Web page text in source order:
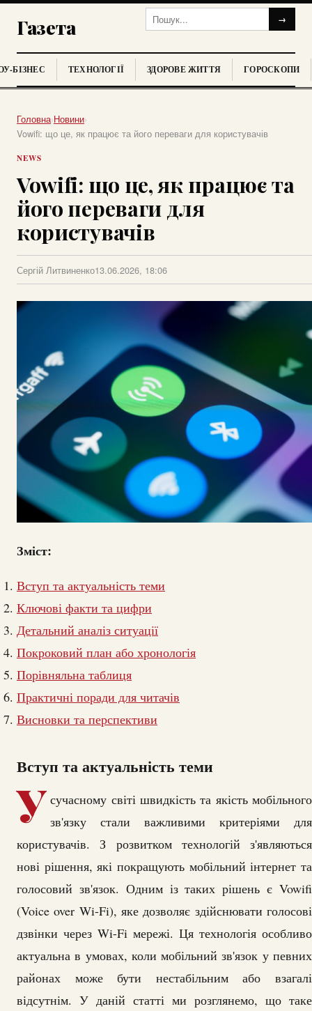
Газета →
БІЗНЕС ТЕХНОЛОГІЇ ЗДОРОВЕ ЖИТТЯ ГОРОСКОПИ
Головна›Новини›
Vowifi: що це, як працює та його переваги для користувачів
NEWS
Vowifi: що це, як працює та
його переваги для
користувачів
Сергій Литвиненко13.06.2026, 18:06
Зміст:
Вступ та актуальність теми
Ключові факти та цифри
Детальний аналіз ситуації
Покроковий план або хронологія
Порівняльна таблиця
Практичні поради для читачів
Висновки та перспективи
Вступ та актуальність теми
У сучасному світі швидкість та якість мобільного
зв'язку стали важливими критеріями для
користувачів. З розвитком технологій з'являються
нові рішення, які покращують мобільний інтернет та
голосовий зв'язок. Одним із таких рішень є Vowifi
(Voice over Wi-Fi), яке дозволяє здійснювати голосові
дзвінки через Wi-Fi мережі. Ця технологія особливо
актуальна в умовах, коли мобільний зв'язок у певних
районах може бути нестабільним або взагалі
відсутнім. У даній статті ми розглянемо, що таке